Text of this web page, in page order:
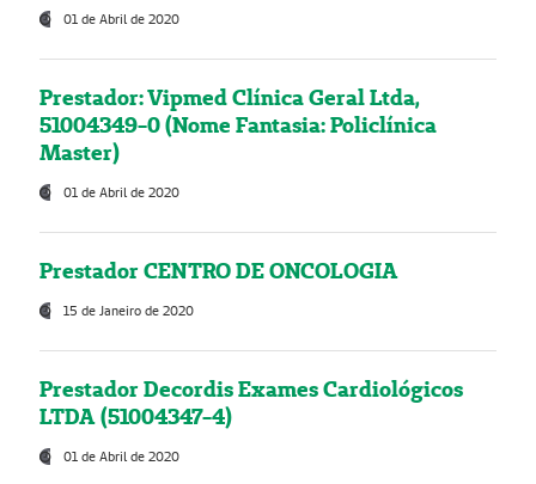
01 de Abril de 2020
Prestador: Vipmed Clínica Geral Ltda,
51004349-0 (Nome Fantasia: Policlínica
Master)
01 de Abril de 2020
Prestador CENTRO DE ONCOLOGIA
15 de Janeiro de 2020
Prestador Decordis Exames Cardiológicos
LTDA (51004347-4)
01 de Abril de 2020